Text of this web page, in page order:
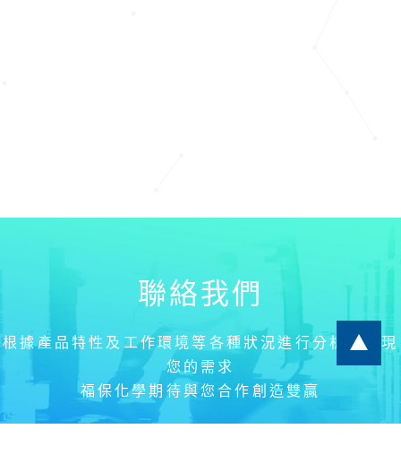
聯絡我們
根據產品特性及工作環境等各種狀況進行分析和實現
您的需求
福保化學期待與您合作創造雙贏